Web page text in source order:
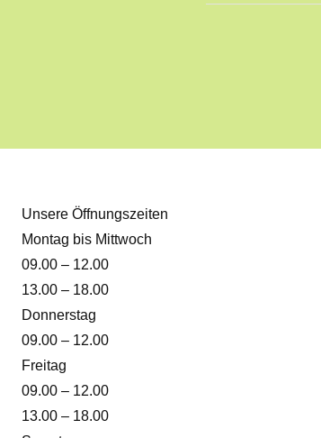
Unsere Öffnungszeiten
Montag bis Mittwoch
09.00 – 12.00
13.00 – 18.00
Donnerstag
09.00 – 12.00
Freitag
09.00 – 12.00
13.00 – 18.00